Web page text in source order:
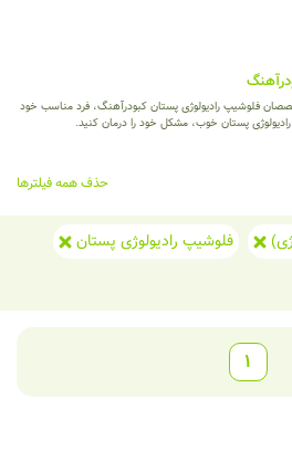
فلوشیپ رادیولوژی پستان کبودرآهنگ، فرد مناسب خود
پستان خوب، مشکل خود را درمان کنید.
حذف همه فیلترها
فلوشیپ رادیولوژی پستان
1